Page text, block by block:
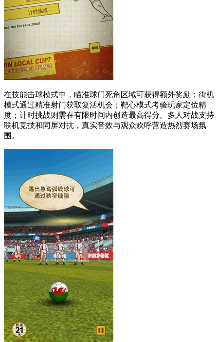
在技能击球模式中，瞄准球门死角区域可获得额外奖励；街机
模式通过精准射门获取复活机会；靶心模式考验玩家定位精
度；计时挑战则需在有限时间内创造最高得分。多人对战支持
联机竞技和同屏对抗，真实音效与观众欢呼营造热烈赛场氛
围。